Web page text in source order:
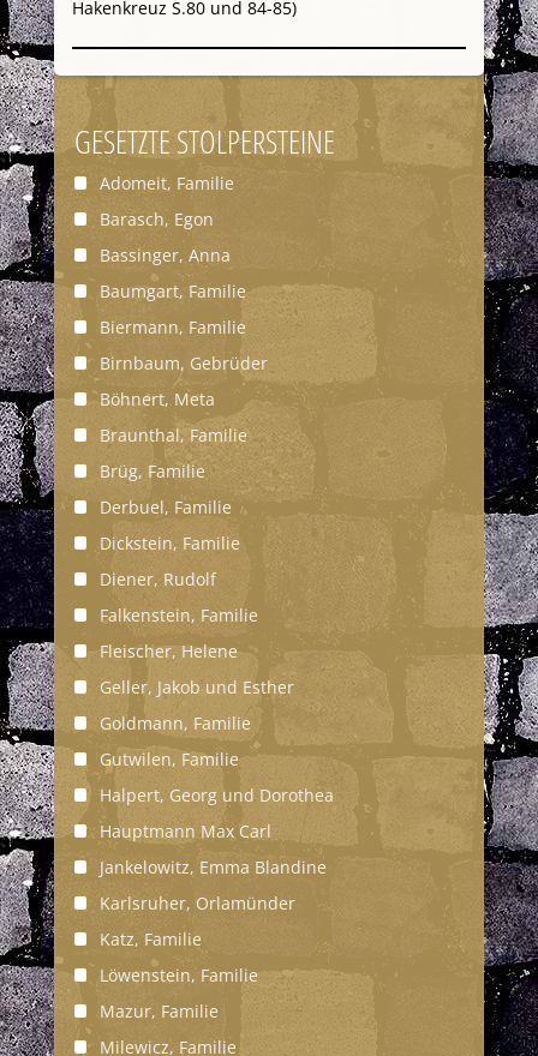
Hakenkreuz S.80 und 84-85)
GESETZTE STOLPERSTEINE
Adomeit, Familie
Barasch, Egon
Bassinger, Anna
Baumgart, Familie
Biermann, Familie
Birnbaum, Gebrüder
Böhnert, Meta
Braunthal, Familie
Brüg, Familie
Derbuel, Familie
Dickstein, Familie
Diener, Rudolf
Falkenstein, Familie
Fleischer, Helene
Geller, Jakob und Esther
Goldmann, Familie
Gutwilen, Familie
Halpert, Georg und Dorothea
Hauptmann Max Carl
Jankelowitz, Emma Blandine
Karlsruher, Orlamünder
Katz, Familie
Löwenstein, Familie
Mazur, Familie
Milewicz, Familie